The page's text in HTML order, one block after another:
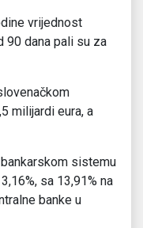
vrijednost
90 dana pali su za
milijardi eura, a
sistemu
sa 13,91% na
banke u